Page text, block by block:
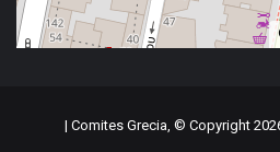
| Comites Grecia, © Copyright